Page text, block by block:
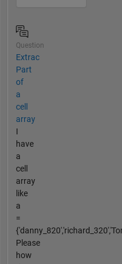
Question
Extrac
Part
of
a
cell
array
I
have
a
cell
array
like
a
=
Please
how